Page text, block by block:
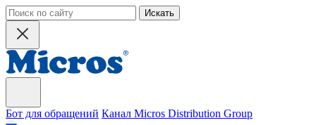
Искать
Бот для обращений Канал Micros Distribution Group